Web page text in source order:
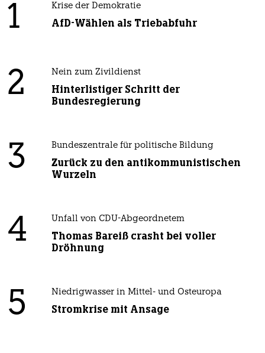
1 Krise der Demokratie
AfD-Wählen als Triebabfuhr
2 Nein zum Zivildienst
Hinterlistiger Schritt der
Bundesregierung
3 Bundeszentrale für politische Bildung
Zurück zu den antikommunistischen
Wurzeln
4 Unfall von CDU-Abgeordnetem
Thomas Bareiß crasht bei voller
Dröhnung
5 Niedrigwasser in Mittel- und Osteuropa
Stromkrise mit Ansage